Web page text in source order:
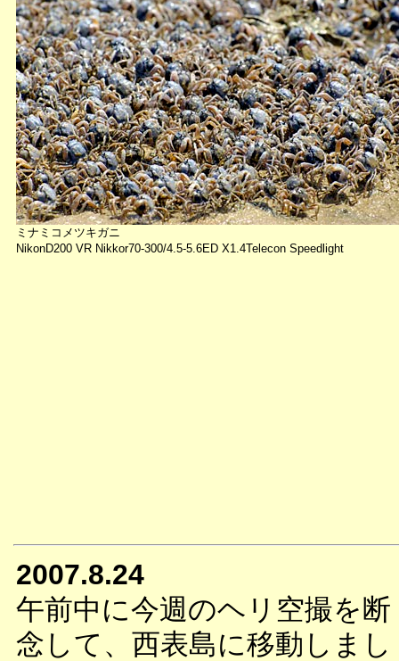
ミナミコメツキガニ
NikonD200 VR Nikkor70-300/4.5-5.6ED X1.4Telecon Speedlight
2007.8.24
午前中に今週のヘリ空撮を断
念して、西表島に移動しまし